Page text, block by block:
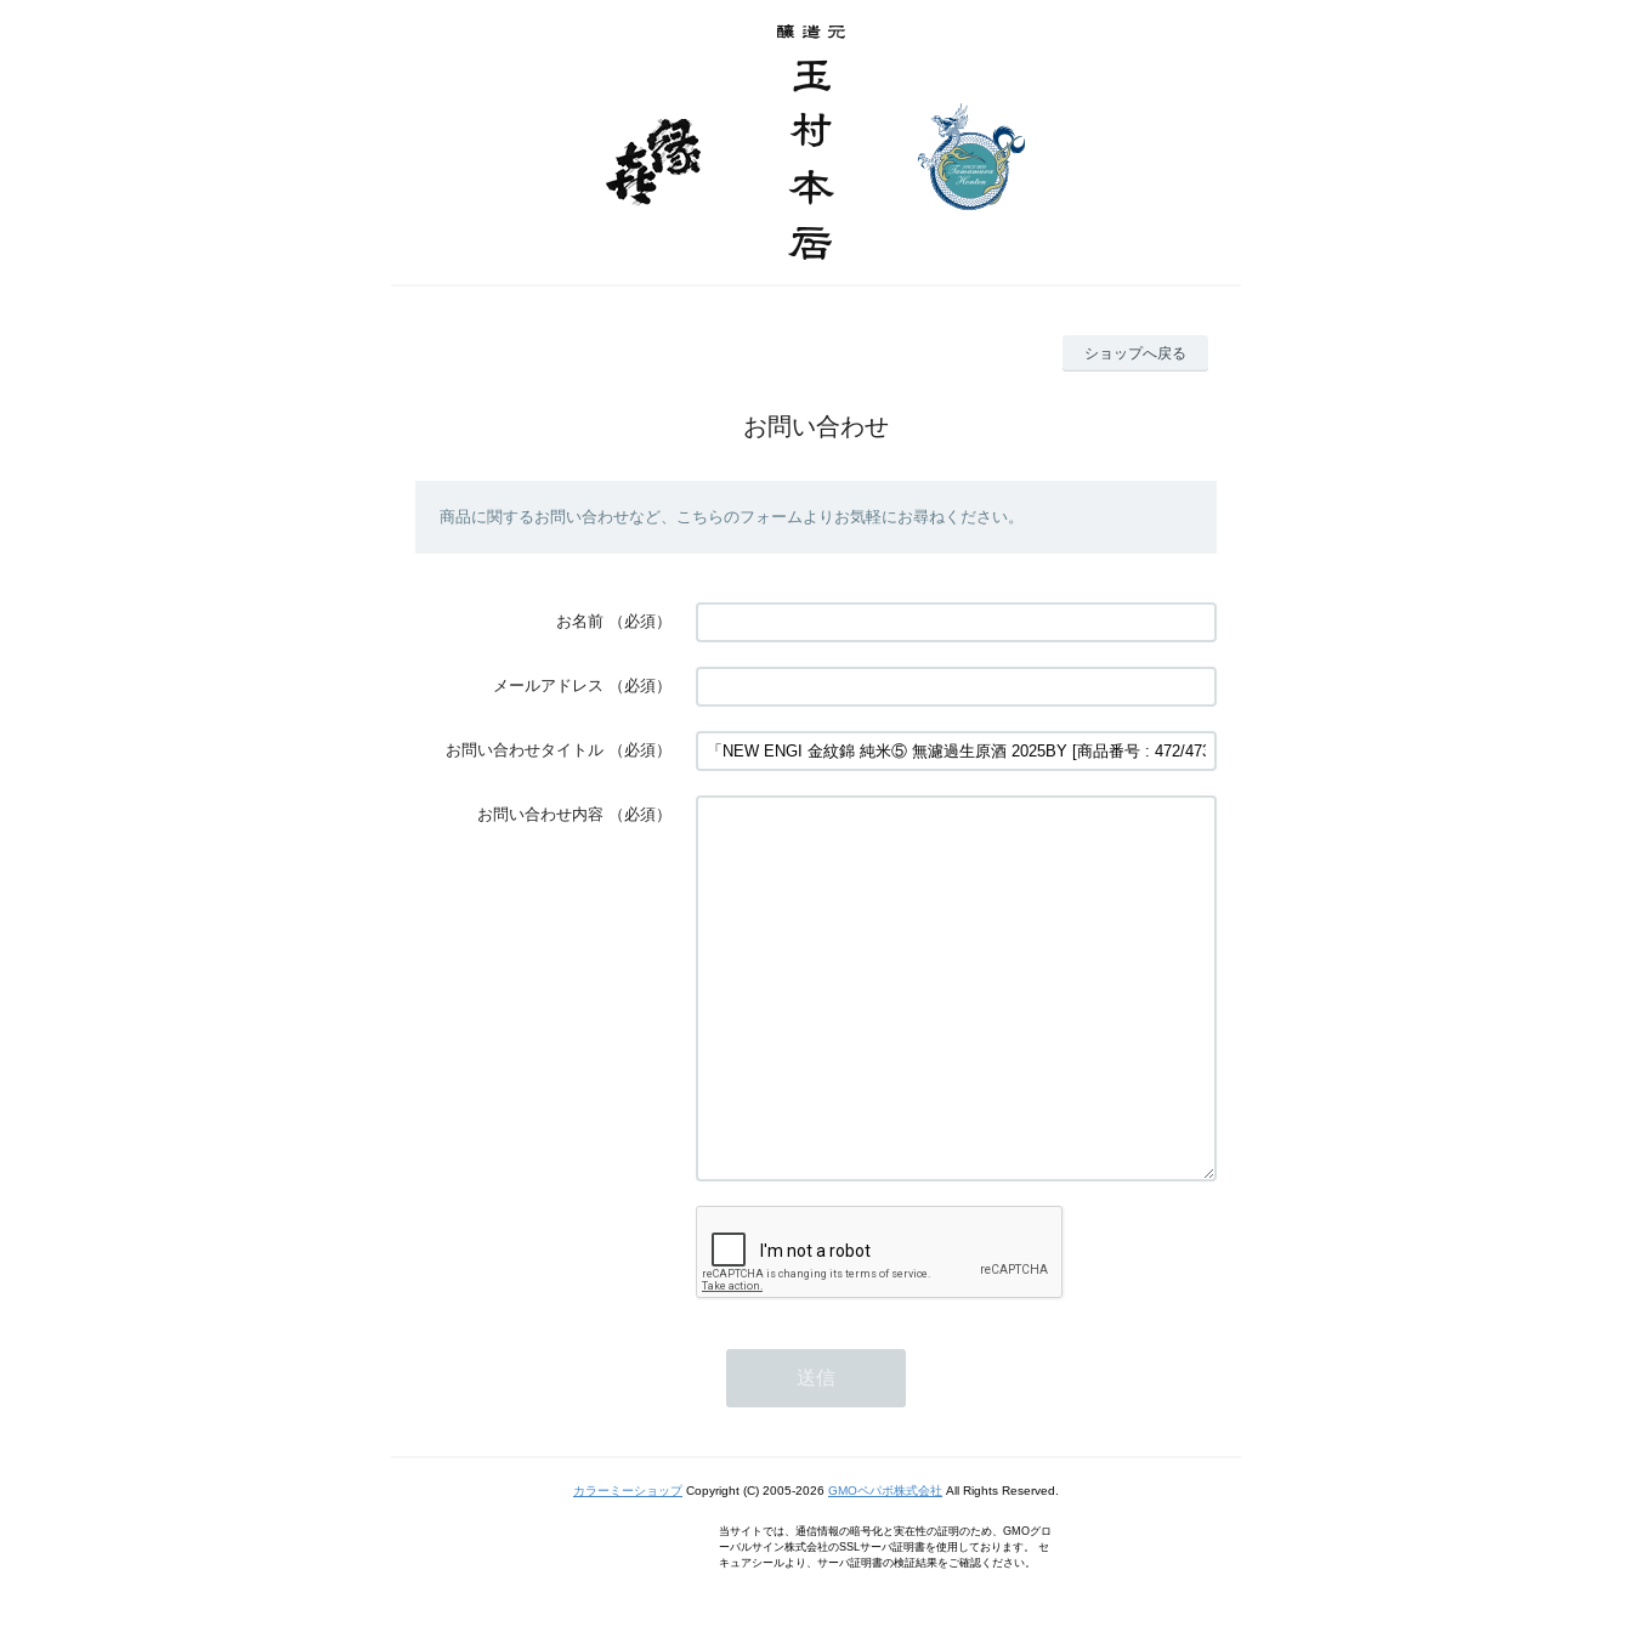
ショップへ戻る
お問い合わせ
商品に関するお問い合わせなど、こちらのフォームよりお気軽にお尋ねください。
お名前 （必須）
メールアドレス （必須）
お問い合わせタイトル （必須）
お問い合わせ内容 （必須）
カラーミーショップCopyright (C) 2005-2026 GMOペパボ株式会社 All Rights Reserved.
当サイトでは、通信情報の暗号化と実在性の証明のため、GMOグロ
ーバルサイン株式会社のSSLサーバ証明書を使用しております。 セ
キュアシールより、サーバ証明書の検証結果をご確認ください。